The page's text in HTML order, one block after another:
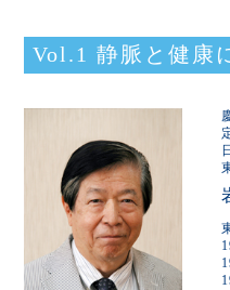
Vol.1 静脈と健康